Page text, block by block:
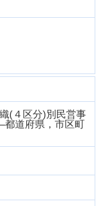
(４区分)別民営事
都道府県，市区町